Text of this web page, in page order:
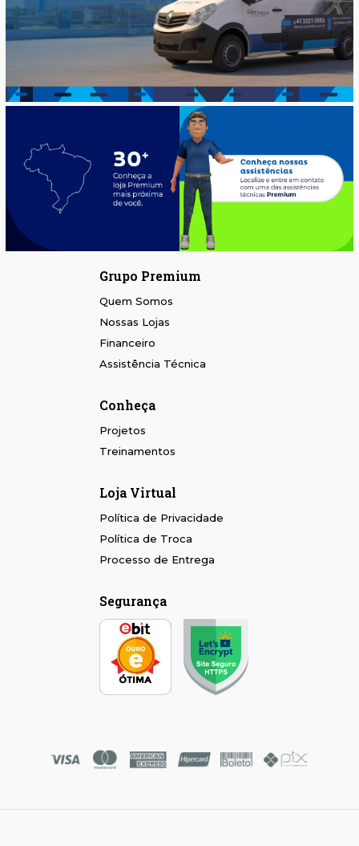
Grupo Premium
Quem Somos
Nossas Lojas
Financeiro
Assistência Técnica
Conheça
Projetos
Treinamentos
Loja Virtual
Política de Privacidade
Política de Troca
Processo de Entrega
Segurança